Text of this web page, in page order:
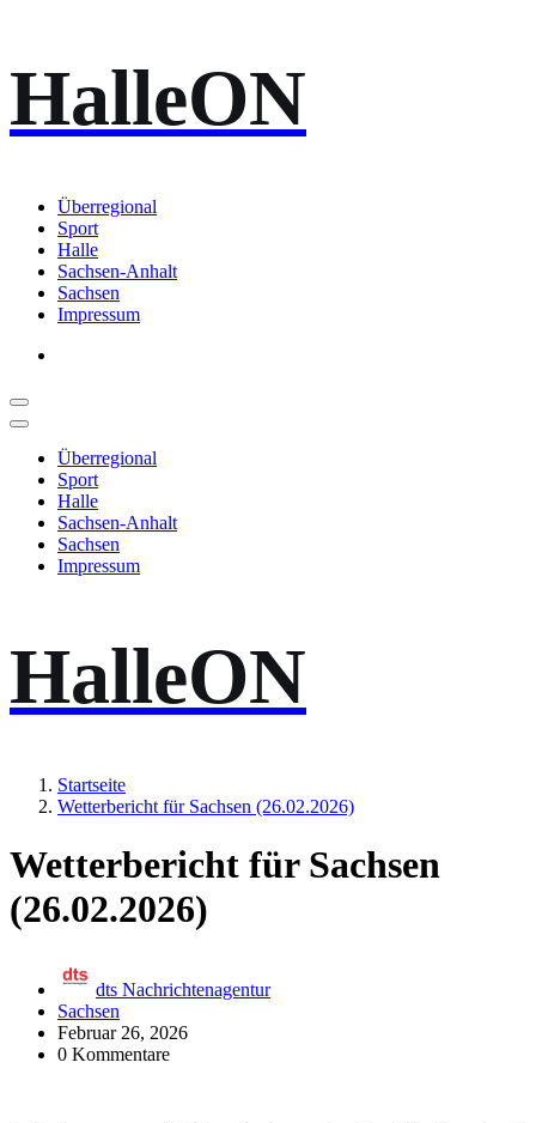
Inhalt
springen
HalleON
Überregional
Sport
Halle
Sachsen-Anhalt
Sachsen
Impressum
Überregional
Sport
Halle
Sachsen-Anhalt
Sachsen
Impressum
HalleON
Startseite
Wetterbericht für Sachsen (26.02.2026)
Wetterbericht für Sachsen
(26.02.2026)
dts Nachrichtenagentur
Sachsen
Februar 26, 2026
0 Kommentare